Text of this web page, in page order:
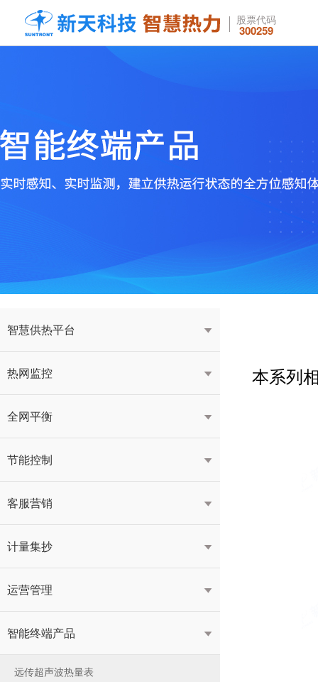
股票代码
300259
智慧供热平台 
热网监控 
全网平衡 
节能控制 
客服营销 
计量集抄 
运营管理 
智能终端产品 
远传超声波热量表
本系列